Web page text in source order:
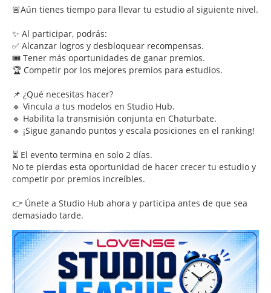
🚨Aún tienes tiempo para llevar tu estudio al siguiente nivel.
✨ Al participar, podrás:
✅ Alcanzar logros y desbloquear recompensas.
🎟️ Tener más oportunidades de ganar premios.
🏆 Competir por los mejores premios para estudios.
📌 ¿Qué necesitas hacer?
🔹 Vincula a tus modelos en Studio Hub.
🔹 Habilita la transmisión conjunta en Chaturbate.
🔹 ¡Sigue ganando puntos y escala posiciones en el ranking!
⏳ El evento termina en solo 2 días.
No te pierdas esta oportunidad de hacer crecer tu estudio y
competir por premios increíbles.
👉 Únete a Studio Hub ahora y participa antes de que sea
demasiado tarde.